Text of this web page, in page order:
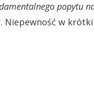
popytu
Niepewność w